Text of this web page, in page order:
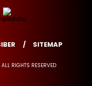
SITEMAP
RIGHTS RESERVED